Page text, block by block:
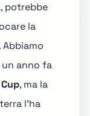
potrebbe
la
anno fa
, ma la
l'ha